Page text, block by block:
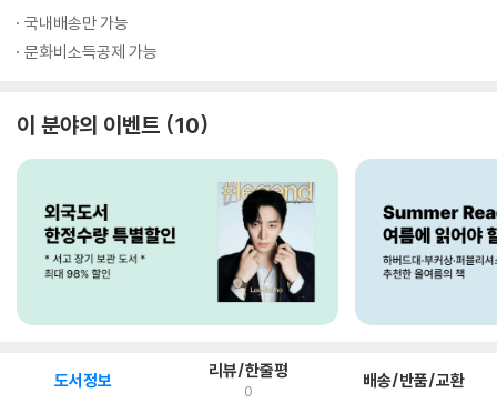
국내배송만 가능
문화비소득공제 가능
이 분야의 이벤트 10
도서정보 리뷰/한줄평
0 배송/반품/교환